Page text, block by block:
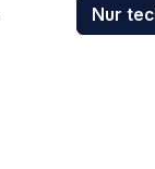
Nur